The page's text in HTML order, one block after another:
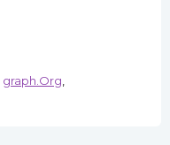
graph.Org